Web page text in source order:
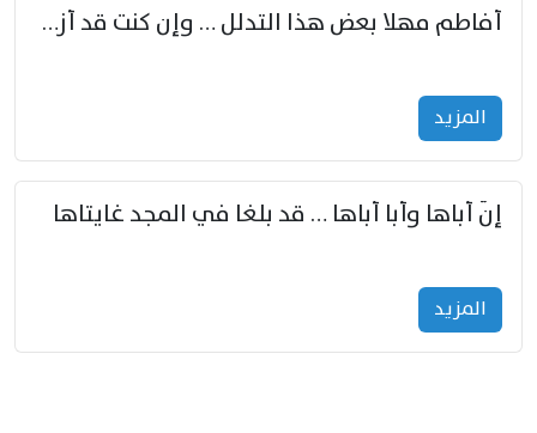
أفاطم مهلا بعض هذا التدلل … وإن كنت قد أزمعت صرمي فأجملي
المزید
إنّ أباها وأبا أباها … قد بلغا في المجد غايتاها
المزید